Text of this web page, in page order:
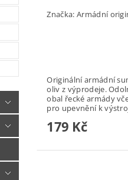
Značka: Armádní
Originální armádní
oliv z výprodeje.
obal řecké armády
pro upevnění k
179 Kč